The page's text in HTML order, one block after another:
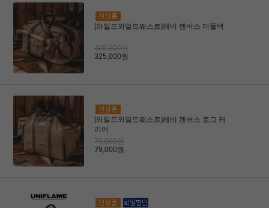
[와일드와일드웨스트]헤비 캔버스 더플백
325,000원
325,000원
[와일드와일드웨스트]헤비 캔버스 로그 캐
리어
79,000원
79,000원